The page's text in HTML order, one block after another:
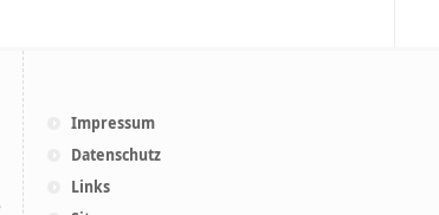
Impressum
Datenschutz
Links